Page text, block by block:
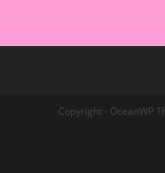
Copyright - OceanWP